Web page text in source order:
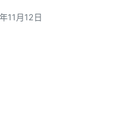
11月12日